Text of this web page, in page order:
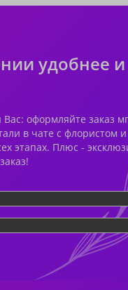
удобнее и
оформляйте заказ
в чате с флористом
этапах. Плюс -